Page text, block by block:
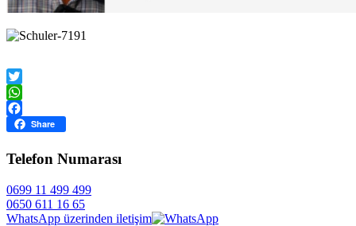
Twitter
WhatsApp
Facebook
Share
Telefon Numarası
0699 11 499 499
0650 611 16 65
WhatsApp üzerinden iletişim